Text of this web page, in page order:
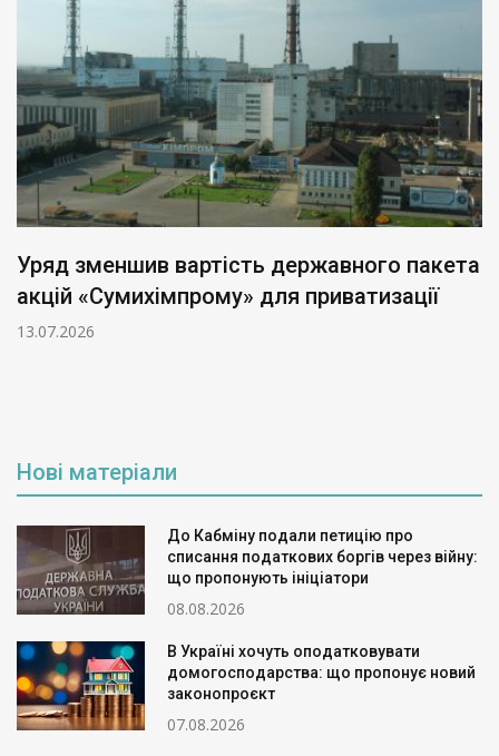
Уряд зменшив вартість державного пакета
акцій «Сумихімпрому» для приватизації
13.07.2026
Нові матеріали
До Кабміну подали петицію про
списання податкових боргів через війну:
що пропонують ініціатори
08.08.2026
В Україні хочуть оподатковувати
домогосподарства: що пропонує новий
законопроєкт
07.08.2026